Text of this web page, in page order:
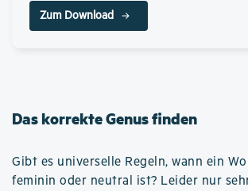
Zum Download
Das korrekte Genus finden
Gibt es universelle Regeln, wann ein
feminin oder neutral ist? Leider nur